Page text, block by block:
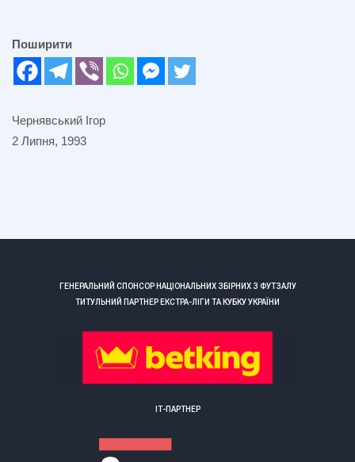
Поширити
Чернявський Ігор
2 Липня, 1993
ГЕНЕРАЛЬНИЙ СПОНСОР НАЦІОНАЛЬНИХ ЗБІРНИХ З ФУТЗАЛУ
ТИТУЛЬНИЙ ПАРТНЕР ЕКСТРА-ЛІГИ ТА КУБКУ УКРАЇНИ
ІТ-ПАРТНЕР